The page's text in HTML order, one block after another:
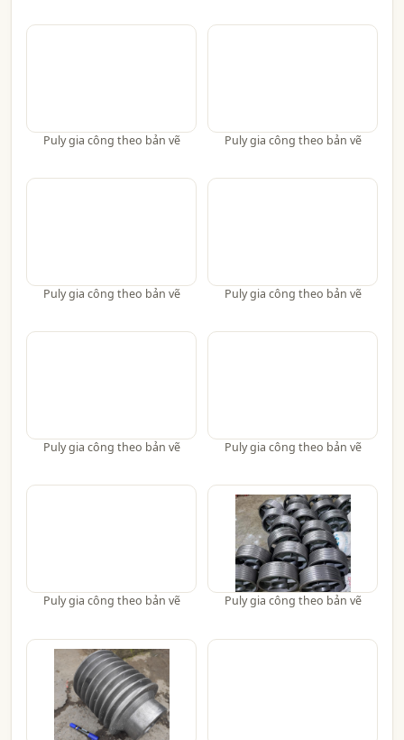
Puly gia công theo bản vẽ Puly gia công theo bản vẽ
Puly gia công theo bản vẽ Puly gia công theo bản vẽ
Puly gia công theo bản vẽ Puly gia công theo bản vẽ
Puly gia công theo bản vẽ Puly gia công theo bản vẽ